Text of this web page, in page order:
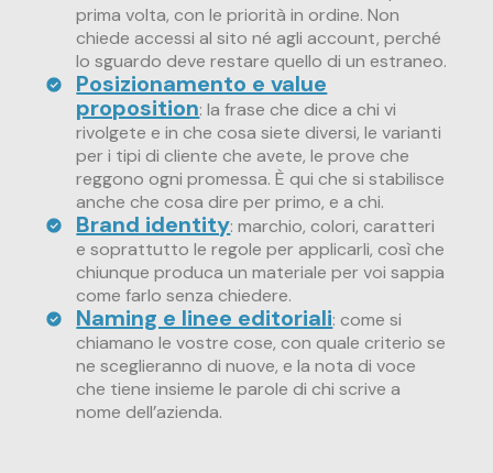
prima volta, con le priorità in ordine. Non
chiede accessi al sito né agli account, perché
lo sguardo deve restare quello di un estraneo.
Posizionamento e value
proposition: la frase che dice a chi vi
rivolgete e in che cosa siete diversi, le varianti
per i tipi di cliente che avete, le prove che
reggono ogni promessa. È qui che si stabilisce
anche che cosa dire per primo, e a chi.
Brand identity: marchio, colori, caratteri
e soprattutto le regole per applicarli, così che
chiunque produca un materiale per voi sappia
come farlo senza chiedere.
Naming e linee editoriali: come si
chiamano le vostre cose, con quale criterio se
ne sceglieranno di nuove, e la nota di voce
che tiene insieme le parole di chi scrive a
nome dell’azienda.